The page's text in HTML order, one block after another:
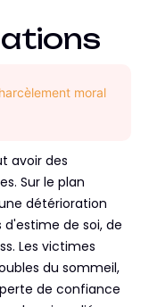
moral
avoir des
Sur le plan
détérioration
de soi, de
Les victimes
du sommeil,
de confiance